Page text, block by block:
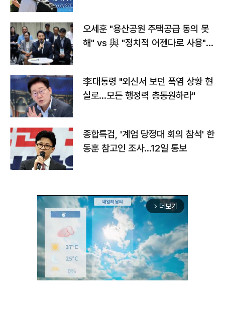
오세훈 "용산공원 주택공급 동의 못
해" vs 與 "정치적 어젠다로 사용"
李대통령 "외신서 보던 폭염 상황 현
실로…모든 행정력 총동원하라"
종합특검, '계엄 당정대 회의 참석' 한
동훈 참고인 조사...12일 통보
arrow_forward_ios 더보기